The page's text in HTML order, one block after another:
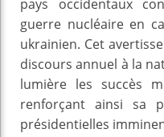
pays occidentaux
guerre nucléaire en
ukrainien. Cet
discours annuel à la
lumière les succès
renforçant ainsi sa
présidentielles